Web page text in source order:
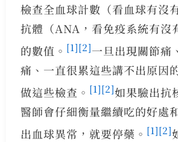
檢查全血球計數（看血球有沒
抗體（ANA，看免疫系統有沒
的數值。 [1][2]一旦出現關節痛
痛、一直很累這些講不出原因
做這些檢查。 [1][2]如果驗出抗
醫師會仔細衡量繼續吃的好處
出血球異常，就要停藥。 [1][2]